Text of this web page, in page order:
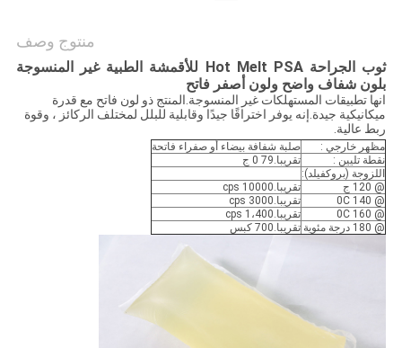
منتوج وصف
ثوب الجراحة Hot Melt PSA للأقمشة الطبية غير المنسوجة
بلون شفاف واضح ولون أصفر فاتح
انها تطبيقات المستهلكات غير المنسوجة.المنتج ذو لون فاتح مع قدرة
ميكانيكية جيدة.إنه يوفر اختراقًا جيدًا وقابلية للبلل لمختلف الركائز ، وقوة
ربط عالية.
مظهر خارجي :
صلبة شفافة بيضاء أو صفراء فاتحة
نقطة تليين :
تقريبا.79 0 ج
اللزوجة (بروكفيلد):
@ 120 ج
تقريبا.10000 cps
@ 140 0C
تقريبا.3000 cps
@ 160 0C
تقريبا.1،400 cps
@ 180 درجة مئوية
تقريبا.700 كبس